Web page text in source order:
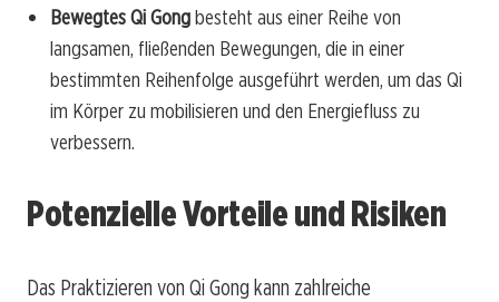
Bewegtes Qi Gongbesteht aus einer Reihe von
langsamen, fließenden Bewegungen, die in einer
bestimmten Reihenfolge ausgeführt werden, um das Qi
im Körper zu mobilisieren und den Energiefluss zu
verbessern.
Potenzielle Vorteile und Risiken
Das Praktizieren von Qi Gong kann zahlreiche